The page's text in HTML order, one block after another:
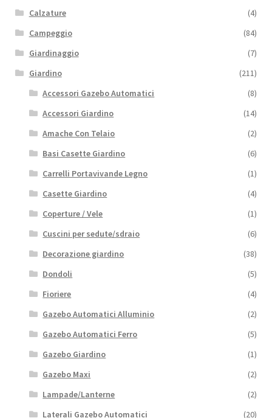
Calzature
(4)
Campeggio
(84)
Giardinaggio
(7)
Giardino
(211)
Accessori Gazebo Automatici
(8)
Accessori Giardino
(14)
Amache Con Telaio
(2)
Basi Casette Giardino
(6)
Carrelli Portavivande Legno
(1)
Casette Giardino
(4)
Coperture / Vele
(1)
Cuscini per sedute/sdraio
(6)
Decorazione giardino
(38)
Dondoli
(5)
Fioriere
(4)
Gazebo Automatici Alluminio
(2)
Gazebo Automatici Ferro
(5)
Gazebo Giardino
(1)
Gazebo Maxi
(2)
Lampade/Lanterne
(2)
Laterali Gazebo Automatici
(20)